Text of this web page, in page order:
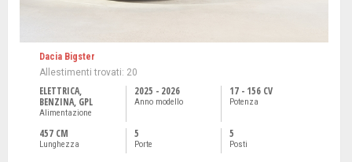
Dacia Bigster
Allestimenti trovati: 20
ELETTRICA,
BENZINA, GPL
Alimentazione
2025 - 2026
Anno modello
17 - 156 CV
Potenza
457 CM
Lunghezza
5
Porte
5
Posti